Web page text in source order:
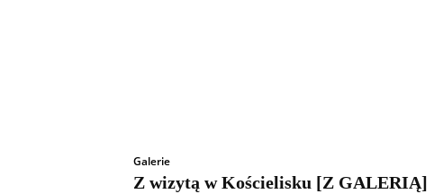
Galerie
Z wizytą w Kościelisku [Z GALERIĄ]